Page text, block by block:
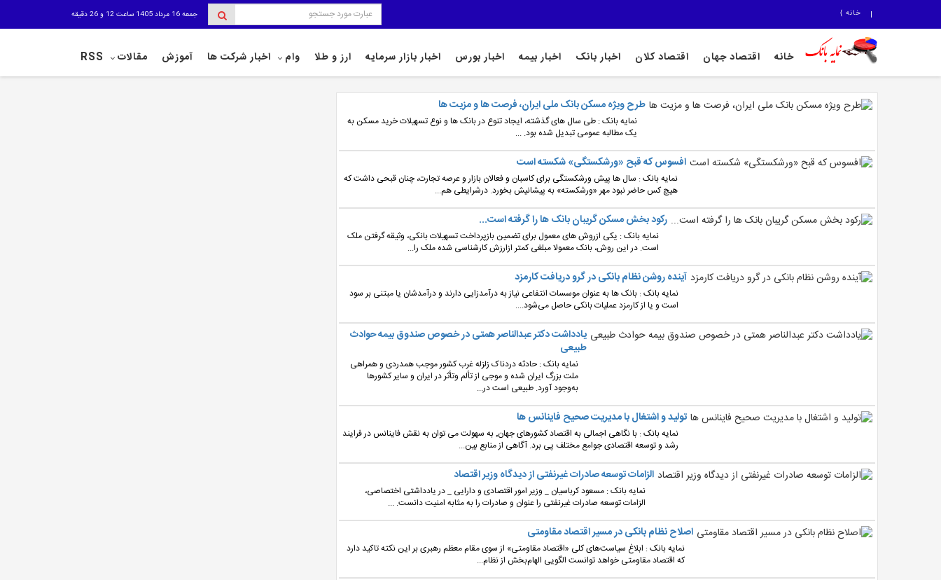
خانه } جمعه 16 مرداد 1405 ساعت 12 و 26 دقیقه
خانه اقتصاد جهان اقتصاد کلان اخبار بانک اخبار بیمه اخبار بورس اخبار بازار سرمایه ارز و طلا وام اخبار شرکت ها آموزش مقالات RSS
طرح ویژه مسکن بانک ملی ایران، فرصت ها و مزیت ها
نمایه بانک : طی سال های گذشته، ایجاد تنوع در بانک ها و نوع تسهیلات خرید مسکن به
یک مطالبه عمومی تبدیل شده بود. ...
افسوس که قبح «ورشکستگی» شکسته است
نمایه بانک : سال ها پیش ورشکستگی برای کاسبان و فعالان بازار و عرصه تجارت، چنان قبحی داشت که
هیچ کس حاضر نبود مهر «ورشکسته» به پیشانیش بخورد. درشرایطی هم...
رکود بخش مسکن گریبان بانک ها را گرفته است...
نمایه بانک : یکی ازروش های معمول برای تضمین بازپرداخت تسهیلات بانکی، وثیقه گرفتن ملک
است. در این روش، بانک معمولا مبلغی کمتر ازارزش کارشناسی شده ملک را...
آینده روشن نظام بانکی در گرو دریافت کارمزد
نمایه بانک : بانک ها به عنوان موسسات انتفاعی نیاز به درآمدزایی دارند و درآمدشان یا مبتنی بر سود
است و یا از کارمزد عملیات بانکی حاصل می‌شود....
یادداشت دکتر عبدالناصر همتی در خصوص صندوق بیمه حوادث
طبیعی
نمایه بانک : حادثه دردناک زلزله غرب کشور موجب همدردی و همراهی
ملت بزرگ ایران شده و موجی از تألم وتأثر در ایران و سایر کشورها
به‌وجود آورد. طبیعی است در...
تولید و اشتغال با مدیریت صحیح فاینانس ها
نمایه بانک : با نگاهی اجمالی به اقتصاد کشورهای جهان٬ به سهولت می توان به نقش فاینانس در فرایند
رشد و توسعه اقتصادی جوامع مختلف پی برد. آگاهی از منابع بین...
الزامات توسعه صادرات غیرنفتی از دیدگاه وزیر اقتصاد
نمایه بانک : مسعود کرباسیان _ وزیر امور اقتصادی و دارایی _ در یادداشتی اختصاصی،
الزامات توسعه صادرات غیرنفتی را عنوان و صادرات را به مثابه امنیت دانست. ...
اصلاح نظام بانکی در مسیر اقتصاد مقاومتی
نمایه بانک : ابلاغ سیاست‌های کلی «اقتصاد مقاومتی» از سوی مقام معظم رهبری بر این نکته تاکید دارد
که اقتصاد مقاومتی خواهد توانست الگویی الهام‌بخش از نظام...